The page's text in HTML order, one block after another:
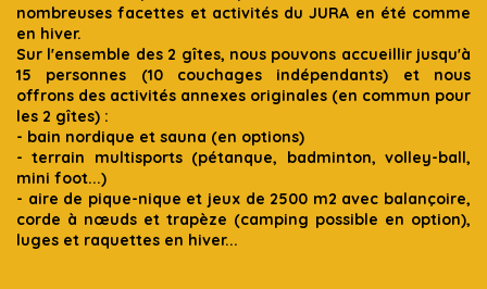
nombreuses facettes et activités du JURA en été comme
en hiver.
Sur l'ensemble des 2 gîtes, nous pouvons accueillir jusqu'à
15 personnes (10 couchages indépendants) et nous
offrons des activités annexes originales (en commun pour
les 2 gîtes) :
- bain nordique et sauna (en options)
- terrain multisports (pétanque, badminton, volley-ball,
mini foot...)
- aire de pique-nique et jeux de 2500 m2 avec balançoire,
corde à nœuds et trapèze (camping possible en option),
luges et raquettes en hiver...